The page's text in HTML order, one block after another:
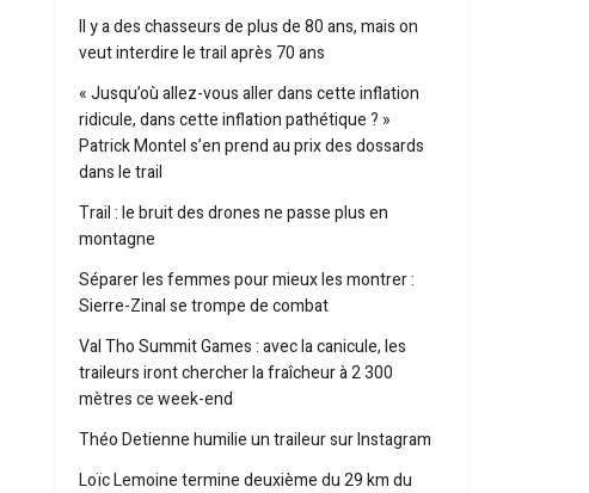
Il y a des chasseurs de plus de 80 ans, mais on
veut interdire le trail après 70 ans
« Jusqu’où allez-vous aller dans cette inflation
ridicule, dans cette inflation pathétique ? »
Patrick Montel s’en prend au prix des dossards
dans le trail
Trail : le bruit des drones ne passe plus en
montagne
Séparer les femmes pour mieux les montrer :
Sierre-Zinal se trompe de combat
Val Tho Summit Games : avec la canicule, les
traileurs iront chercher la fraîcheur à 2 300
mètres ce week-end
Théo Detienne humilie un traileur sur Instagram
Loïc Lemoine termine deuxième du 29 km du